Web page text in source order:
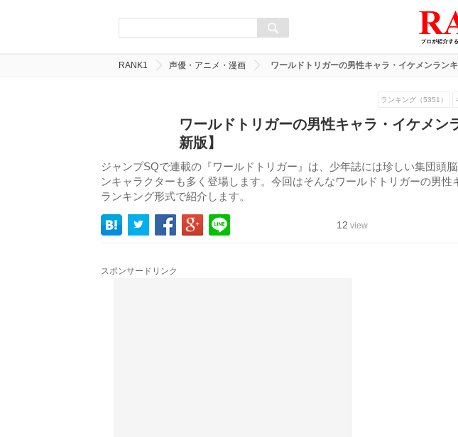
RANK1 声優・アニメ・漫画 ワールドトリガーの男性キャラ・イケメンラン
ランキング（5351）
ワールドトリガーの男性キャラ・イケメン
新版】
ジャンプSQで連載の『ワールドトリガー』は、少年誌には珍しい集団頭
ンキャラクターも多く登場します。今回はそんなワールドトリガーの男性
ランキング形式で紹介します。
12 view
スポンサードリンク